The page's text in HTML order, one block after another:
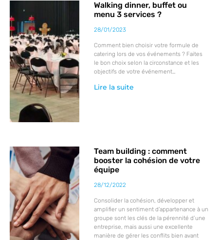
Walking dinner, buffet ou
menu 3 services ?
28/01/2023
Comment bien choisir votre formule de
catering lors de vos événements ? Faites
le bon choix selon la circonstance et les
objectifs de votre événement…
Lire la suite
Team building : comment
booster la cohésion de votre
équipe
28/12/2022
Consolider la cohésion, développer et
amplifier un sentiment d’appartenance à un
groupe sont les clés de la pérennité d’une
entreprise, mais aussi une excellente
manière de gérer les conflits bien avant